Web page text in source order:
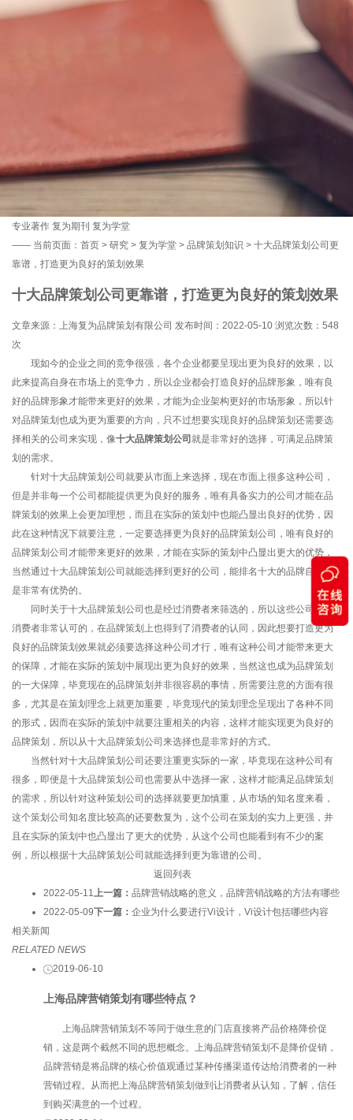
专业著作 复为期刊 复为学堂
—— 当前页面： 首页 > 研究 > 复为学堂 > 品牌策划知识 > 十大品牌策划公司更
靠谱，打造更为良好的策划效果
十大品牌策划公司更靠谱，打造更为良好的策划效果
文章来源：上海复为品牌策划有限公司 发布时间：2022-05-10 浏览次数： 548
次
现如今的企业之间的竞争很强，各个企业都要呈现出更为良好的效果，以
此来提高自身在市场上的竞争力，所以企业都会打造良好的品牌形象，唯有良
好的品牌形象才能带来更好的效果，才能为企业架构更好的市场形象，所以针
对品牌策划也成为更为重要的方向，只不过想要实现良好的品牌策划还需要选
择相关的公司来实现，像十大品牌策划公司 就是非常好的选择，可满足品牌策
划的需求。
针对十大品牌策划公司就要从市面上来选择，现在市面上很多这种公司，
但是并非每一个公司都能提供更为良好的服务，唯有具备实力的公司才能在品
牌策划的效果上会更加理想，而且在实际的策划中也能凸显出良好的优势，因
此在这种情况下就要注意，一定要选择更为良好的品牌策划公司，唯有良好的
品牌策划公司才能带来更好的效果，才能在实际的策划中凸显出更大的优势，
当然通过十大品牌策划公司就能选择到更好的公司，能排名十大的品牌自然也
是非常有优势的。
同时关于十大品牌策划公司也是经过消费者来筛选的，所以这些公司也是
消费者非常认可的，在品牌策划上也得到了消费者的认同，因此想要打造更为
良好的品牌策划效果就必须要选择这种公司才行，唯有这种公司才能带来更大
的保障，才能在实际的策划中展现出更为良好的效果，当然这也成为品牌策划
的一大保障，毕竟现在的品牌策划并非很容易的事情，所需要注意的方面有很
多，尤其是在策划理念上就更加重要，毕竟现代的策划理念呈现出了各种不同
的形式，因而在实际的策划中就要注重相关的内容，这样才能实现更为良好的
品牌策划，所以从十大品牌策划公司来选择也是非常好的方式。
当然针对十大品牌策划公司还要注重更实际的一家，毕竟现在这种公司有
很多，即便是十大品牌策划公司也需要从中选择一家，这样才能满足品牌策划
的需求，所以针对这种策划公司的选择就要更加慎重，从市场的知名度来看，
这个策划公司知名度比较高的还要数复为，这个公司在策划的实力上更强，并
且在实际的策划中也凸显出了更大的优势，从这个公司也能看到有不少的案
例，所以根据十大品牌策划公司就能选择到更为靠谱的公司。
返回列表
2022-05-11上一篇： 品牌营销战略的意义，品牌营销战略的方法有哪些
2022-05-09下一篇： 企业为什么要进行Vi设计，Vi设计包括哪些内容
相关新闻
RELATED NEWS
2019-06-10
上海品牌营销策划​有哪些特点？
上海品牌营销策划​不等同于做生意的门店直接将产品价格降价促
销，这是两个截然不同的思想概念。上海品牌营销策划不是降价促销，
品牌营销是将品牌的核心价值观通过某种传播渠道传达给消费者的一种
营销过程。从而把上海品牌营销策划做到让消费者从认知，了解，信任
到购买满意的一个过程。